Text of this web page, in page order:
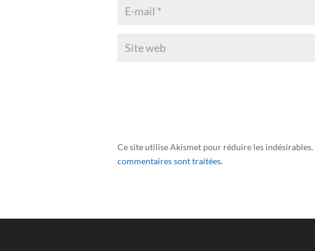
Ce site utilise Akismet pour réduire les indésirables.
commentaires sont traitées.